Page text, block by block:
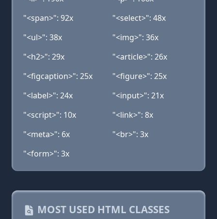
"<span>": 92x
"<select>": 48x
"<ul>": 38x
"<img>": 36x
"<h2>": 29x
"<article>": 26x
"<figcaption>": 25x
"<figure>": 25x
"<label>": 24x
"<input>": 21x
"<script>": 10x
"<link>": 8x
"<meta>": 6x
"<br>": 3x
"<form>": 3x
MOST USED HTML CLASSES